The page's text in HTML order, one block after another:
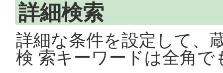
詳細検索
詳細な条件を設定して、
検 索キーワードは全角